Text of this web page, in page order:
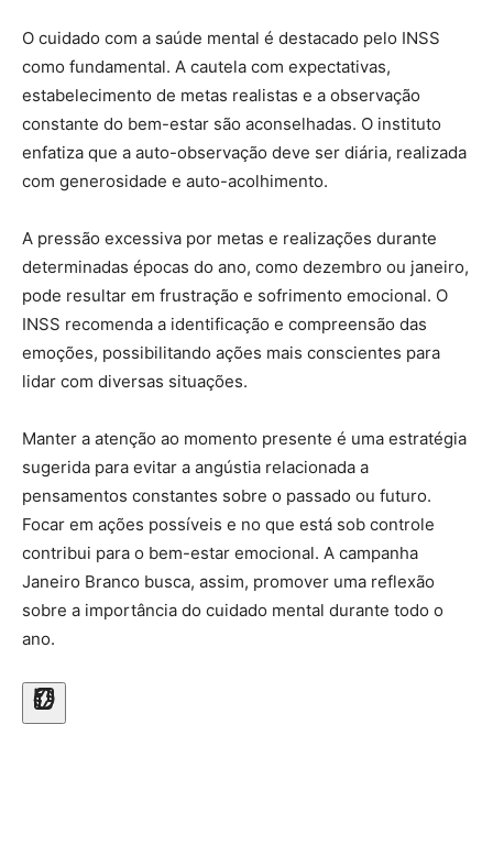
O cuidado com a saúde mental é destacado pelo INSS
como fundamental. A cautela com expectativas,
estabelecimento de metas realistas e a observação
constante do bem-estar são aconselhadas. O instituto
enfatiza que a auto-observação deve ser diária, realizada
com generosidade e auto-acolhimento.
A pressão excessiva por metas e realizações durante
determinadas épocas do ano, como dezembro ou janeiro,
pode resultar em frustração e sofrimento emocional. O
INSS recomenda a identificação e compreensão das
emoções, possibilitando ações mais conscientes para
lidar com diversas situações.
Manter a atenção ao momento presente é uma estratégia
sugerida para evitar a angústia relacionada a
pensamentos constantes sobre o passado ou futuro.
Focar em ações possíveis e no que está sob controle
contribui para o bem-estar emocional. A campanha
Janeiro Branco busca, assim, promover uma reflexão
sobre a importância do cuidado mental durante todo o
ano.